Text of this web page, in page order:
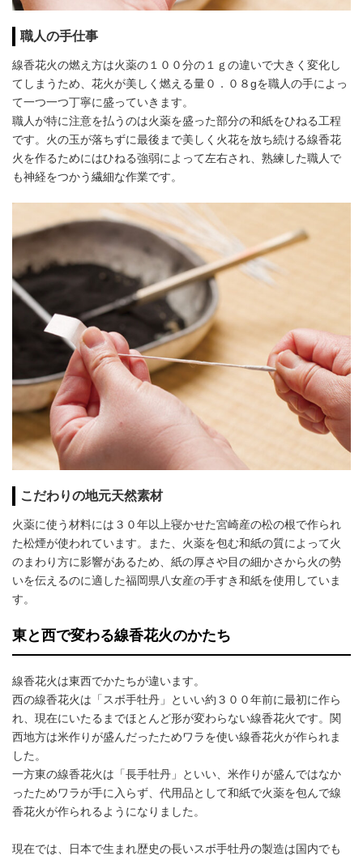
職人の手仕事
線香花火の燃え方は火薬の１００分の１ｇの違いで大きく変化し
てしまうため、花火が美しく燃える量０．０８gを職人の手によっ
て一つ一つ丁寧に盛っていきます。
職人が特に注意を払うのは火薬を盛った部分の和紙をひねる工程
です。火の玉が落ちずに最後まで美しく火花を放ち続ける線香花
火を作るためにはひねる強弱によって左右され、熟練した職人で
も神経をつかう繊細な作業です。
こだわりの地元天然素材
火薬に使う材料には３０年以上寝かせた宮崎産の松の根で作られ
た松煙が使われています。また、火薬を包む和紙の質によって火
のまわり方に影響があるため、紙の厚さや目の細かさから火の勢
いを伝えるのに適した福岡県八女産の手すき和紙を使用していま
す。
東と西で変わる線香花火のかたち
線香花火は東西でかたちが違います。
西の線香花火は「スボ手牡丹」といい約３００年前に最初に作ら
れ、現在にいたるまでほとんど形が変わらない線香花火です。関
西地方は米作りが盛んだったためワラを使い線香花火が作られま
した。
一方東の線香花火は「長手牡丹」といい、米作りが盛んではなか
ったためワラが手に入らず、代用品として和紙で火薬を包んで線
香花火が作られるようになりました。
現在では、日本で生まれ歴史の長いスボ手牡丹の製造は国内でも